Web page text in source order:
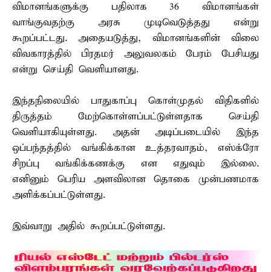
விமானங்களுக்கு பதிலாக 36 விமானங்கள்
வாங்குவதற்கு அரசு முடிவெடுத்தது என்று
கூறப்பட்டது. அதையடுத்து, விமானங்களின் விலை
விவகாரத்தில் பிரதமர் அலுவலகம் பேரம் பேசியது
என்று செய்தி வெளியானது.
இந்தநிலையில் பாதுகாப்பு கொள்முதல் விதிகளில்
திருத்தம் மேற்கொள்ளப்பட்டுள்ளதாக செய்தி
வெளியாகியுள்ளது. அதன் அடிப்படையில் இந்த
ஒப்பந்தத்தில் வங்கிக்கான உத்தரவாதம், எஸ்க்ரோ
சிறப்பு வங்கிக்கணக்கு என எதுவும் இல்லை.
எனினும் பெரிய அளவிலான தொகை முன்பணமாக
அளிக்கப்பட்டுள்ளது.
இவ்வாறு அதில் கூறப்பட்டுள்ளது.